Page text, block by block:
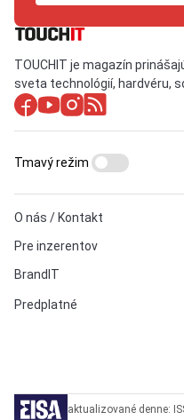
TOUCHIT je magazín
sveta technológií, hardvéru,
O nás / Kontakt
Pre inzerentov
BrandIT
Predplatné
Tmavý režim
aktualizované denne: